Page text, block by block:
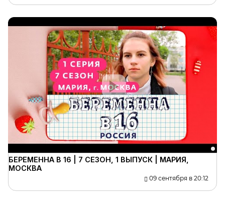
БЕРЕМЕННА В 16 | 7 СЕЗОН, 1 ВЫПУСК | МАРИЯ,
МОСКВА
09 сентября в 20:12